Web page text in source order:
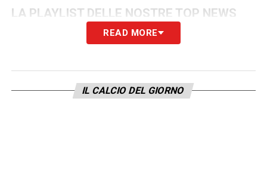
LA PLAYLIST DELLE NOSTRE TOP NEWS
READ MORE
IL CALCIO DEL GIORNO